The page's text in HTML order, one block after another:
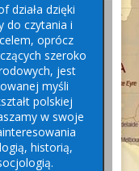
działa dzięki
do czytania i
oprócz
szeroko
jest
myśli
polskiej
w swoje
historią,